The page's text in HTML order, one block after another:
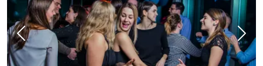
Vorheriges Bild